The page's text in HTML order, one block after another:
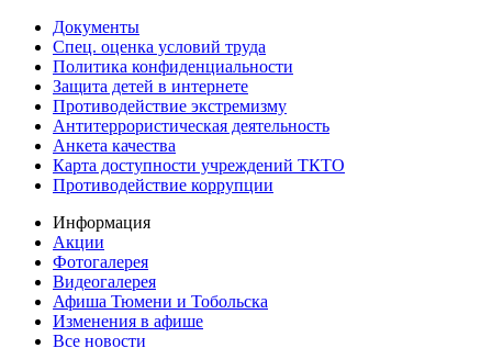
Документы
Спец. оценка условий труда
Политика конфиденциальности
Защита детей в интернете
Противодействие экстремизму
Антитеррористическая деятельность
Анкета качества
Карта доступности учреждений ТКТО
Противодействие коррупции
Информация
Акции
Фотогалерея
Видеогалерея
Афиша Тюмени и Тобольска
Изменения в афише
Все новости